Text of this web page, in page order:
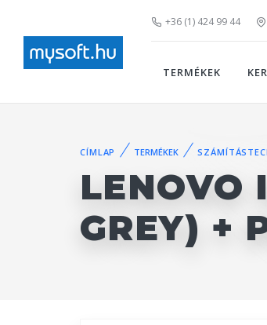
+36 (1) 424 99 44
TERMÉKEK
CÍMLAP TERMÉKEK
LENOVO
GREY) +